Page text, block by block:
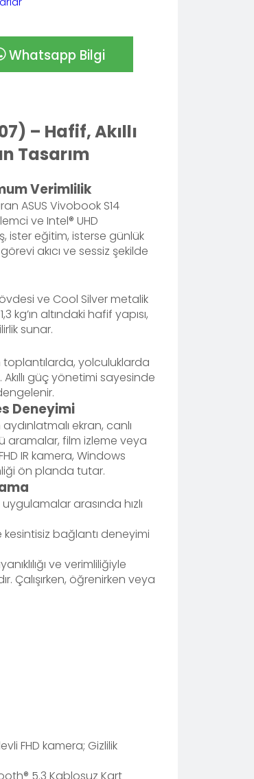
Whatsapp Bilgi
– Hafif, Akıllı
Tasarım
Verimlilik
ASUS Vivobook S14
ve Intel® UHD
ister eğitim, isterse günlük
akıcı ve sessiz şekilde
ve Cool Silver metalik
kg’ın altındaki hafif yapısı,
sunar.
toplantılarda, yolculuklarda
güç yönetimi sayesinde
Deneyimi
aydınlatmalı ekran, canlı
aramalar, film izleme veya
IR kamera, Windows
ön planda tutar.
uygulamalar arasında hızlı
bağlantı deneyimi
ve verimliliğiyle
Çalışırken, öğrenirken veya
FHD kamera; Gizlilik